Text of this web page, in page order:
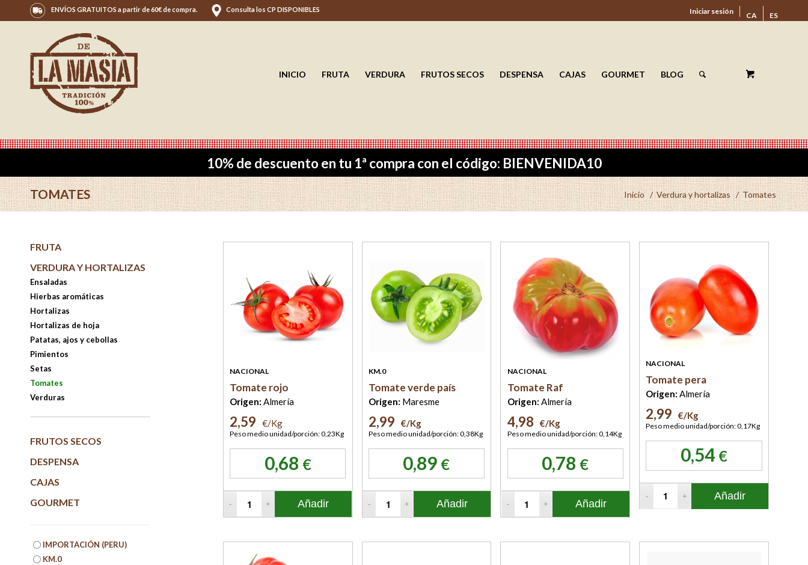
Iniciar sesión CA ES
ENVÍOS GRATUITOS a partir de 60€ de compra. Consulta los CP DISPONIBLES
INICIO FRUTA VERDURA FRUTOS SECOS DESPENSA CAJAS GOURMET BLOG
10% de descuento en tu 1ª compra con el código: BIENVENIDA10
TOMATES Inicio / Verdura y hortalizas / Tomates
NACIONAL
Tomate rojo
Origen: Almería
2,59 €/Kg
Peso medio unidad/porción: 0,23Kg
0,68 €
Añadir
KM.0
Tomate verde país
Origen: Maresme
2,99 €/Kg
Peso medio unidad/porción: 0,38Kg
0,89 €
Añadir
NACIONAL
Tomate Raf
Origen: Almería
4,98 €/Kg
Peso medio unidad/porción: 0,14Kg
0,78 €
Añadir
NACIONAL
Tomate pera
Origen: Almería
2,99 €/Kg
Peso medio unidad/porción: 0,17Kg
0,54 €
Añadir
FRUTA
VERDURA Y HORTALIZAS
Ensaladas
Hierbas aromáticas
Hortalizas
Hortalizas de hoja
Patatas, ajos y cebollas
Pimientos
Setas
Tomates
Verduras
FRUTOS SECOS
DESPENSA
CAJAS
GOURMET
IMPORTACIÓN (PERU)
KM.0